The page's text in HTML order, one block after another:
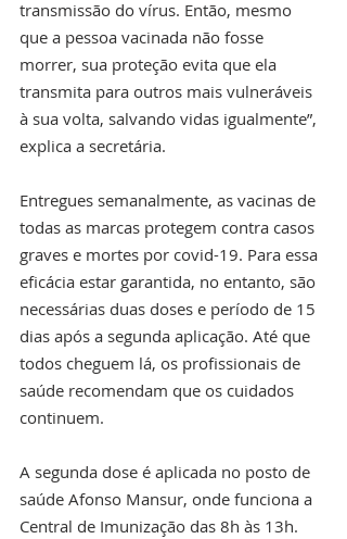
transmissão do vírus. Então, mesmo
que a pessoa vacinada não fosse
morrer, sua proteção evita que ela
transmita para outros mais vulneráveis
à sua volta, salvando vidas igualmente”,
explica a secretária.
Entregues semanalmente, as vacinas de
todas as marcas protegem contra casos
graves e mortes por covid-19. Para essa
eficácia estar garantida, no entanto, são
necessárias duas doses e período de 15
dias após a segunda aplicação. Até que
todos cheguem lá, os profissionais de
saúde recomendam que os cuidados
continuem.
A segunda dose é aplicada no posto de
saúde Afonso Mansur, onde funciona a
Central de Imunização das 8h às 13h.